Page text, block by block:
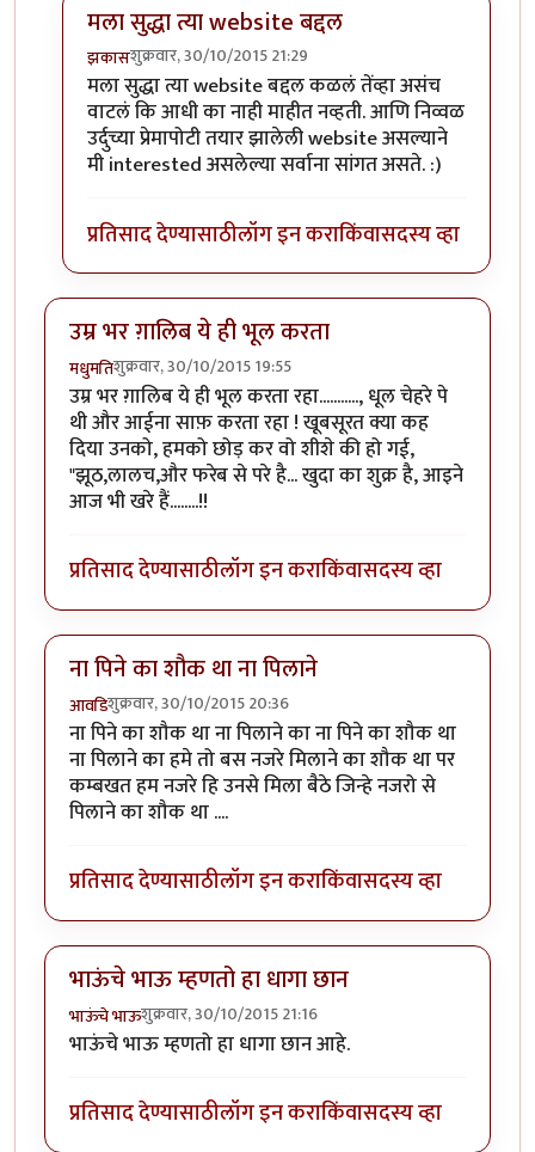
मला सुद्धा त्या website बद्दल
झकासशुक्रवार, 30/10/2015 21:29
In reply toधन्यवाद झकासbyमधुमति
मला सुद्धा त्या website बद्दल कळलं तेंव्हा असंच
वाटलं कि आधी का नाही माहीत नव्हती. आणि निव्वळ
उर्दुच्या प्रेमापोटी तयार झालेली website असल्याने
मी interested असलेल्या सर्वाना सांगत असते. :)
प्रतिसाद देण्यासाठीलॉग इन कराकिंवासदस्य व्हा
उम्र भर ग़ालिब ये ही भूल करता
मधुमतिशुक्रवार, 30/10/2015 19:55
उम्र भर ग़ालिब ये ही भूल करता रहा..........., धूल चेहरे पे
थी और आईना साफ़ करता रहा ! खूबसूरत क्या कह
दिया उनको, हमको छोड़ कर वो शीशे की हो गई,
"झूठ,लालच,और फरेब से परे है... खुदा का शुक्र है, आइने
आज भी खरे हैं........!!
प्रतिसाद देण्यासाठीलॉग इन कराकिंवासदस्य व्हा
ना पिने का शौक था ना पिलाने
आवडिशुक्रवार, 30/10/2015 20:36
ना पिने का शौक था ना पिलाने का ना पिने का शौक था
ना पिलाने का हमे तो बस नजरे मिलाने का शौक था पर
कम्बखत हम नजरे हि उनसे मिला बैठे जिन्हे नजरो से
पिलाने का शौक था ....
प्रतिसाद देण्यासाठीलॉग इन कराकिंवासदस्य व्हा
भाऊंचे भाऊ म्हणतो हा धागा छान
भाऊंचे भाऊशुक्रवार, 30/10/2015 21:16
भाऊंचे भाऊ म्हणतो हा धागा छान आहे.
प्रतिसाद देण्यासाठीलॉग इन कराकिंवासदस्य व्हा